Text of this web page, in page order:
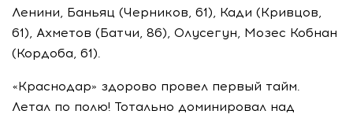
Ленини, Баньяц (Черников, 61), Кади (Кривцов,
61), Ахметов (Батчи, 86), Олусегун, Мозес Кобнан
(Кордоба, 61).
«Краснодар» здорово провел первый тайм.
Летал по полю! Тотально доминировал над